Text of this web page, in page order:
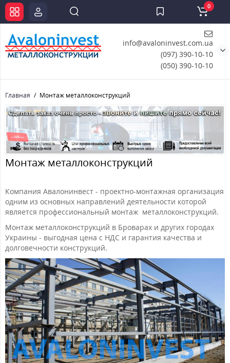
info@avaloninvest.com.ua
(097) 390-10-10
(050) 390-10-10
0
Главная Монтаж металлоконструкций
Монтаж металлоконструкций
Компания Авалонинвест - проектно-монтажная организация
одним из основных направлений деятельности которой
является профессиональный монтаж металлоконструкций.
Монтаж металлоконструкций в Броварах и других городах
Украины - выгодная цена с НДС и гарантия качества и
долговечности конструкций.